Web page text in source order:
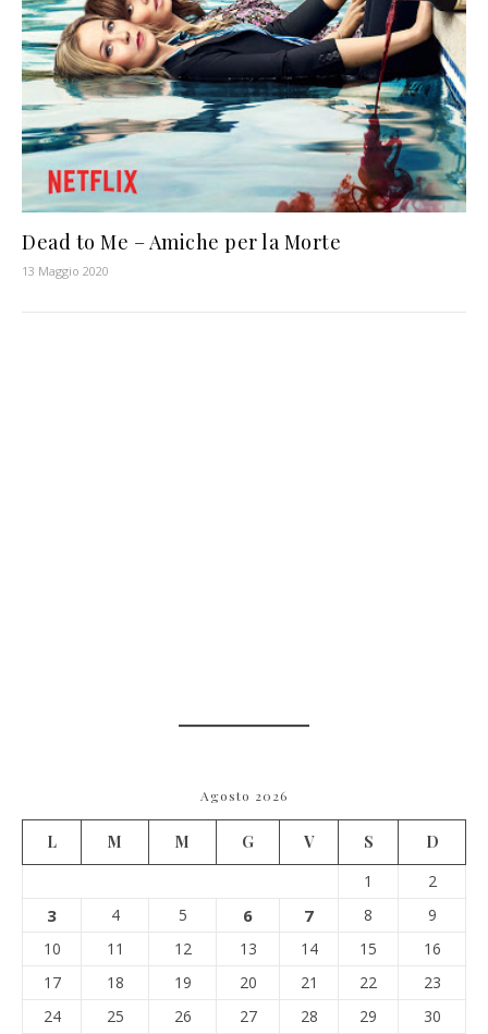
Dead to Me – Amiche per la Morte
13 Maggio 2020
Agosto 2026
L M M G V S
D
1
2
3 4 5 6 7 8
9
10
11 12 13 14 15
16
17
18 19 20 21 22
23
24
25 26 27 28 29
30